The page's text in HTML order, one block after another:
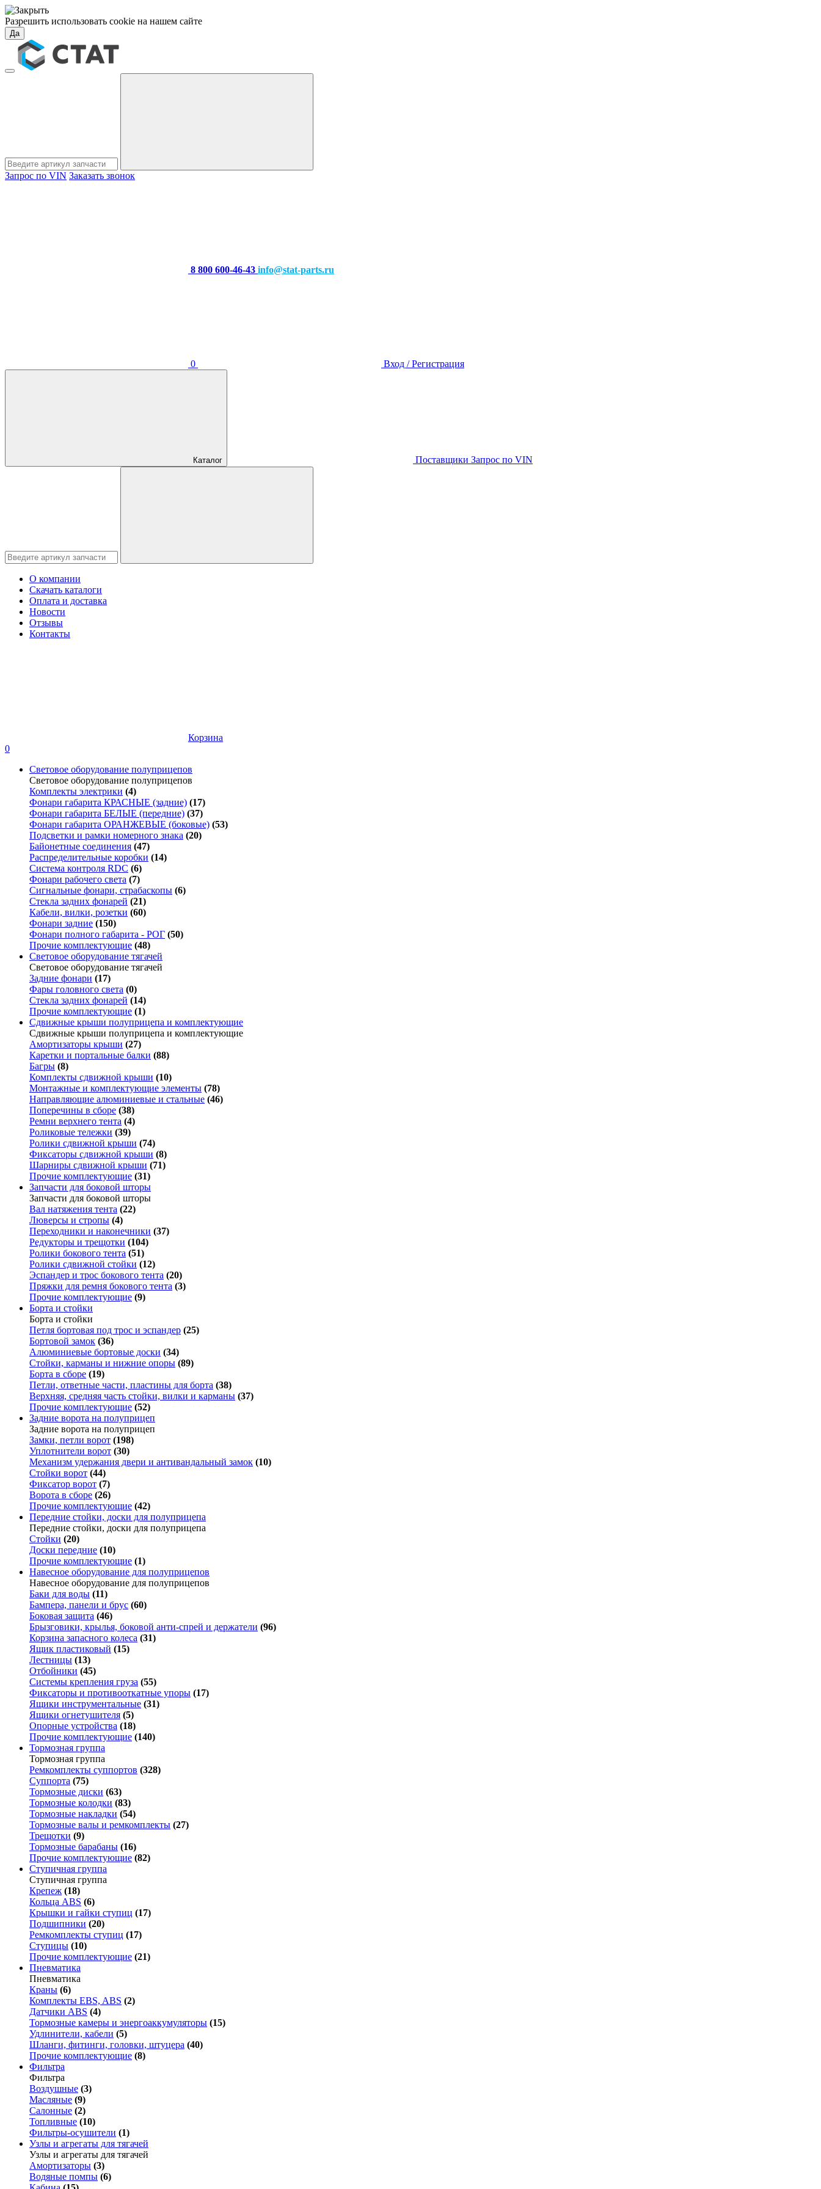
Разрешить использовать cookie на нашем сайте
Да
Запрос по VIN Заказать звонок
8 800 600-46-43 info@stat-parts.ru
0 Вход / Регистрация
Каталог Поставщики Запрос по VIN
О компании
Скачать каталоги
Оплата и доставка
Новости
Отзывы
Контакты
Корзина
0
Световое оборудование полуприцепов
Световое оборудование полуприцепов
Комплекты электрики (4)
Фонари габарита КРАСНЫЕ (задние) (17)
Фонари габарита БЕЛЫЕ (передние) (37)
Фонари габарита ОРАНЖЕВЫЕ (боковые) (53)
Подсветки и рамки номерного знака (20)
Байонетные соединения (47)
Распределительные коробки (14)
Система контроля RDC (6)
Фонари рабочего света (7)
Сигнальные фонари, страбаскопы (6)
Стекла задних фонарей (21)
Кабели, вилки, розетки (60)
Фонари задние (150)
Фонари полного габарита - РОГ (50)
Прочие комплектующие (48)
Световое оборудование тягачей
Световое оборудование тягачей
Задние фонари (17)
Фары головного света (0)
Стекла задних фонарей (14)
Прочие комплектующие (1)
Сдвижные крыши полуприцепа и комплектующие
Сдвижные крыши полуприцепа и комплектующие
Амортизаторы крыши (27)
Каретки и портальные балки (88)
Багры (8)
Комплекты сдвижной крыши (10)
Монтажные и комплектующие элементы (78)
Направляющие алюминиевые и стальные (46)
Поперечины в сборе (38)
Ремни верхнего тента (4)
Роликовые тележки (39)
Ролики сдвижной крыши (74)
Фиксаторы сдвижной крыши (8)
Шарниры сдвижной крыши (71)
Прочие комплектующие (31)
Запчасти для боковой шторы
Запчасти для боковой шторы
Вал натяжения тента (22)
Люверсы и стропы (4)
Переходники и наконечники (37)
Редукторы и трещотки (104)
Ролики бокового тента (51)
Ролики сдвижной стойки (12)
Эспандер и трос бокового тента (20)
Пряжки для ремня бокового тента (3)
Прочие комплектующие (9)
Борта и стойки
Борта и стойки
Петля бортовая под трос и эспандер (25)
Бортовой замок (36)
Алюминиевые бортовые доски (34)
Стойки, карманы и нижние опоры (89)
Борта в сборе (19)
Петли, ответные части, пластины для борта (38)
Верхняя, средняя часть стойки, вилки и карманы (37)
Прочие комплектующие (52)
Задние ворота на полуприцеп
Задние ворота на полуприцеп
Замки, петли ворот (198)
Уплотнители ворот (30)
Механизм удержания двери и антивандальный замок (10)
Стойки ворот (44)
Фиксатор ворот (7)
Ворота в сборе (26)
Прочие комплектующие (42)
Передние стойки, доски для полуприцепа
Передние стойки, доски для полуприцепа
Стойки (20)
Доски передние (10)
Прочие комплектующие (1)
Навесное оборудование для полуприцепов
Навесное оборудование для полуприцепов
Баки для воды (11)
Бампера, панели и брус (60)
Боковая защита (46)
Брызговики, крылья, боковой анти-спрей и держатели (96)
Корзина запасного колеса (31)
Ящик пластиковый (15)
Лестницы (13)
Отбойники (45)
Системы крепления груза (55)
Фиксаторы и противооткатные упоры (17)
Ящики инструментальные (31)
Ящики огнетушителя (5)
Опорные устройства (18)
Прочие комплектующие (140)
Тормозная группа
Тормозная группа
Ремкомплекты суппортов (328)
Суппорта (75)
Тормозные диски (63)
Тормозные колодки (83)
Тормозные накладки (54)
Тормозные валы и ремкомплекты (27)
Трещотки (9)
Тормозные барабаны (16)
Прочие комплектующие (82)
Ступичная группа
Ступичная группа
Крепеж (18)
Кольца ABS (6)
Крышки и гайки ступиц (17)
Подшипники (20)
Ремкомплекты ступиц (17)
Ступицы (10)
Прочие комплектующие (21)
Пневматика
Пневматика
Краны (6)
Комплекты EBS, ABS (2)
Датчики ABS (4)
Тормозные камеры и энергоаккумуляторы (15)
Удлинители, кабели (5)
Шланги, фитинги, головки, штуцера (40)
Прочие комплектующие (8)
Фильтра
Фильтра
Воздушные (3)
Масляные (9)
Салонные (2)
Топливные (10)
Фильтры-осушители (1)
Узлы и агрегаты для тягачей
Узлы и агрегаты для тягачей
Амортизаторы (3)
Водяные помпы (6)